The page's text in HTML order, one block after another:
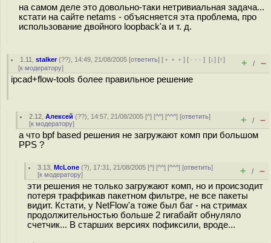
на самом деле это довольно-таки нетривиальная задача...
кстати на сайте netams - объясняется эта проблема, про
использование двойного loopback'а и т. д.
1.11 ,stalker(??), 14:49, 21/08/2005 [ответить] [ ﹢﹢﹢] [ · · ·][↓] [↑]
[к модератору] + / –
ipcad+flow-tools более правильное решение
2.12 ,Алексей (??), 14:57, 21/08/2005 [^] [^^] [^^^] [ответить]
[к модератору] + / –
а что bpf based решения не загружают комп при большом
PPS ?
3.13 ,McLone (?), 17:31, 21/08/2005 [^] [^^] [^^^] [ответить]
[к модератору] + / –
эти решения не только загружают комп, но и происзодит
потеря траффикав пакетном фильтре, не все пакеты
видит. Кстати, у NetFlow'а тоже был баг - на стримах
продолжительностью больше 2 гигабайт обнуляло
счетчик... В старших версиях пофиксили, вроде...